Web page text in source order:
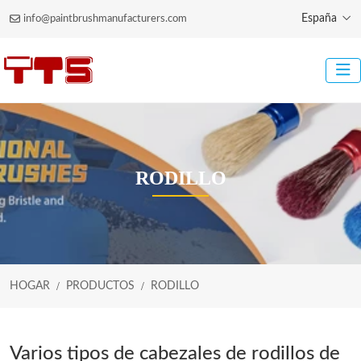
info@paintbrushmanufacturers.com España
RODILLO
HOGAR PRODUCTOS RODILLO
Varios tipos de cabezales de rodillos de